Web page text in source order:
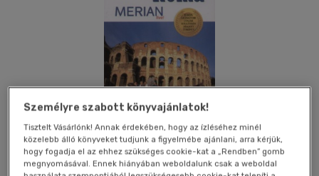
Személyre szabott könyvajánlatok!
Tisztelt Vásárlónk! Annak érdekében, hogy az ízléséhez minél
közelebb álló könyveket tudjunk a figyelmébe ajánlani, arra kérjük,
hogy fogadja el az ehhez szükséges cookie-kat a „Rendben” gomb
megnyomásával. Ennek hiányában weboldalunk csak a weboldal